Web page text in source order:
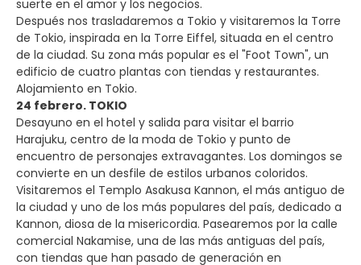
suerte en el amor y los negocios.
Después nos trasladaremos a Tokio y visitaremos la Torre
de Tokio, inspirada en la Torre Eiffel, situada en el centro
de la ciudad. Su zona más popular es el "Foot Town", un
edificio de cuatro plantas con tiendas y restaurantes.
Alojamiento en Tokio.
24 febrero. TOKIO
Desayuno en el hotel y salida para visitar el barrio
Harajuku, centro de la moda de Tokio y punto de
encuentro de personajes extravagantes. Los domingos se
convierte en un desfile de estilos urbanos coloridos.
Visitaremos el Templo Asakusa Kannon, el más antiguo de
la ciudad y uno de los más populares del país, dedicado a
Kannon, diosa de la misericordia. Pasearemos por la calle
comercial Nakamise, una de las más antiguas del país,
con tiendas que han pasado de generación en